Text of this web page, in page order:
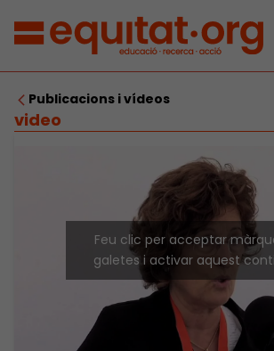
Publicacions i vídeos
video
Feu clic per acceptar
galetes i activar aquest